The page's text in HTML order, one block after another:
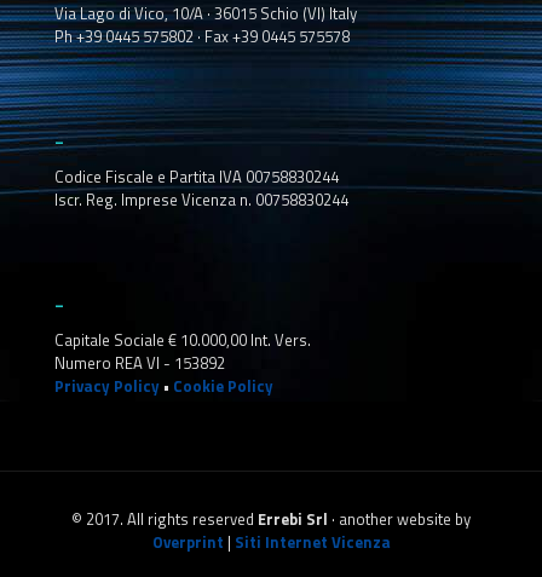
Via Lago di Vico, 10/A · 36015 Schio (VI) Italy
Ph +39 0445 575802 · Fax +39 0445 575578
_
Codice Fiscale e Partita IVA 00758830244
Iscr. Reg. Imprese Vicenza n. 00758830244
Capitale Sociale € 10.000,00 Int. Vers.
Numero REA VI - 153892
Privacy Policy • Cookie Policy
© 2017. All rights reserved Errebi Srl · another website by
Overprint | Siti Internet Vicenza